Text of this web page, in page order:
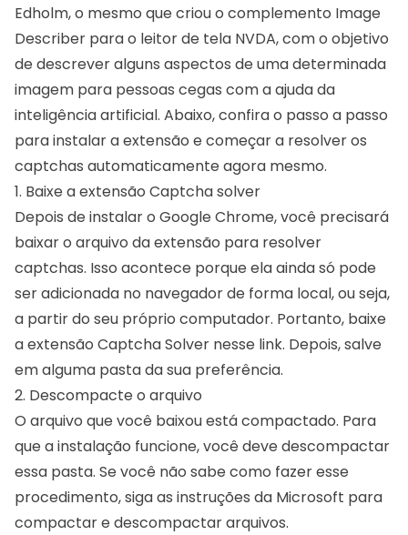
Edholm, o mesmo que criou o complemento Image
Describer para o leitor de tela NVDA, com o objetivo
de descrever alguns aspectos de uma determinada
imagem para pessoas cegas com a ajuda da
inteligência artificial. Abaixo, confira o passo a passo
para instalar a extensão e começar a resolver os
captchas automaticamente agora mesmo.
1. Baixe a extensão Captcha solver
Depois de instalar o Google Chrome, você precisará
baixar o arquivo da extensão para resolver
captchas. Isso acontece porque ela ainda só pode
ser adicionada no navegador de forma local, ou seja,
a partir do seu próprio computador. Portanto, baixe
a extensão Captcha Solver nesse link. Depois, salve
em alguma pasta da sua preferência.
2. Descompacte o arquivo
O arquivo que você baixou está compactado. Para
que a instalação funcione, você deve descompactar
essa pasta. Se você não sabe como fazer esse
procedimento, siga as instruções da Microsoft para
compactar e descompactar arquivos.